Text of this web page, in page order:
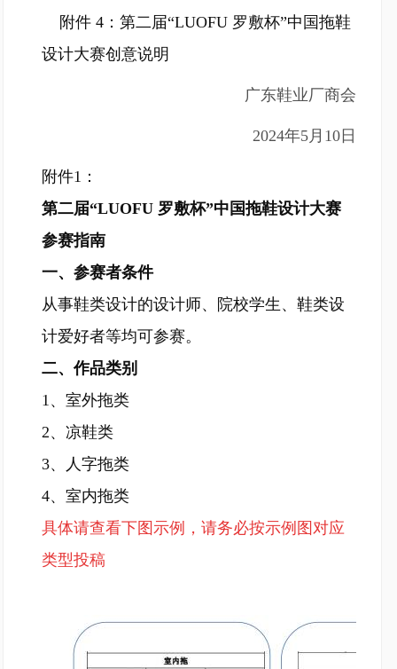
附件 4：第二届“LUOFU 罗敷杯”中国拖鞋
设计大赛创意说明
广东鞋业厂商会
2024年5月10日
附件1：
第二届“LUOFU 罗敷杯”中国拖鞋设计大赛
参赛指南
一、参赛者条件
从事鞋类设计的设计师、院校学生、鞋类设
计爱好者等均可参赛。
二、作品类别
1、室外拖类
2、凉鞋类
3、人字拖类
4、室内拖类
具体请查看下图示例，请务必按示例图对应
类型投稿